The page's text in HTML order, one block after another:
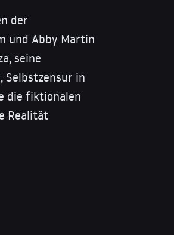
der
und Abby Martin
seine
Selbstzensur in
die fiktionalen
Realität